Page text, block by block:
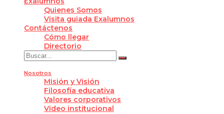
Quienes Somos
Visita guiada Exalumnos
Contáctenos
Cómo llegar
Directorio
Nosotros
Misión y Visión
Filosofía educativa
Valores corporativos
Video institucional